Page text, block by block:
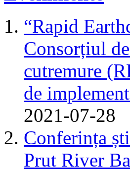
“Rapid
Consorțiul
cutremure
de
2021-07-28
Conferința
Prut River